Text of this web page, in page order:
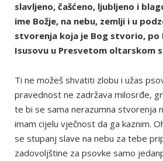
slavljeno, čašćeno, ljubljeno i
ime Božje, na nebu, zemlji i u
stvorenja koja je Bog stvorio, po
Isusovu u Presvetom oltarskom
Ti ne možeš shvatiti zlobu i užas
pravednost ne zadržava milosrđe,
te bi se sama nerazumna stvorenja
imam cijelu vječnost da ga kaznim.
se stupanj slave na nebu za tebe
zadovoljštine za psovke samo